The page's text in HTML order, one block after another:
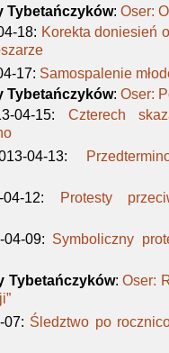
Tybetańczyków:Oser:
18: Korekta doniesień
17: Samospalenie
Tybetańczyków:Oser:
04-15: Czterech
04-13:
12: Protesty
09: Symboliczny
Tybetańczyków:Oser:
07: Śledztwo po